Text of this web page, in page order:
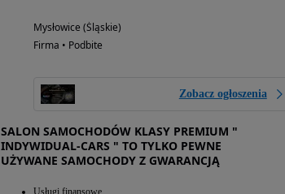
Mysłowice (Śląskie)
Firma • Podbite
Zobacz ogłoszenia
SALON SAMOCHODÓW KLASY PREMIUM "
INDYWIDUAL-CARS " TO TYLKO PEWNE
UŻYWANE SAMOCHODY Z GWARANCJĄ
Usługi finansowe